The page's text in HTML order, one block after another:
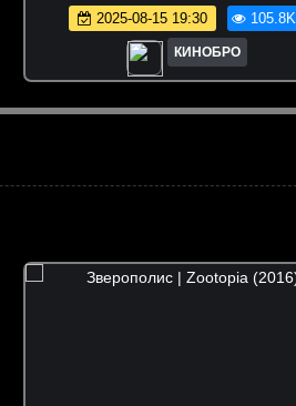
2025-08-15 19:30 105.8K
КИНОБРО